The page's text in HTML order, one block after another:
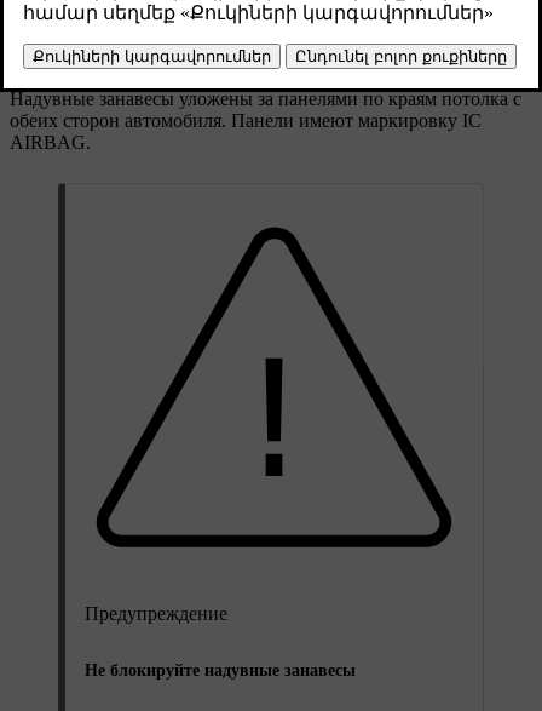
Надувной занавес разворачивается с одной
стороны автомобиля.
Надувные занавесы уложены за панелями по краям потолка с
обеих сторон автомобиля. Панели имеют маркировку IC
AIRBAG.
Предупреждение
Не блокируйте надувные занавесы